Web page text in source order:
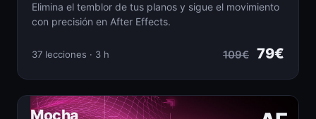
Elimina el temblor de tus planos y sigue el movimiento
con precisión en After Effects.
37 lecciones · 3 h 109€ 79€
Mocha